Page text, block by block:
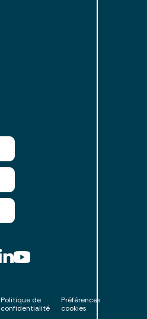
Politique de
confidentialité
Préférences
cookies